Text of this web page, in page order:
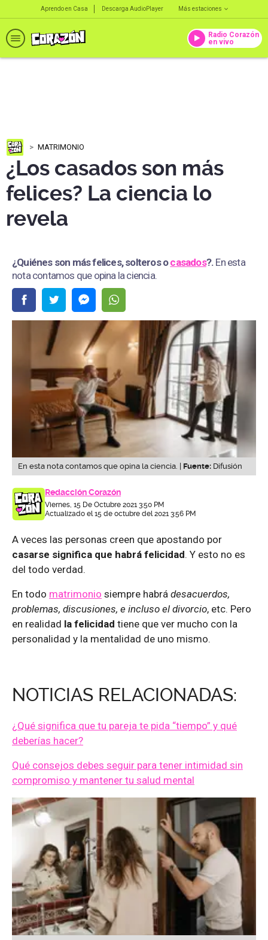
Aprendo en Casa Descarga AudioPlayer Más estaciones
Radio Corazón
en vivo
MATRIMONIO
¿Los casados son más
felices? La ciencia lo
revela
¿Quiénes son más felices, solteros ocasados?. En esta
nota contamos que opina la ciencia.
En esta nota contamos que opina la ciencia. | Fuente: Difusión
Redacción Corazón
Viernes, 15 De Octubre 2021 3:50 PM
Actualizado el 15 de octubre del 2021 3:56 PM
A veces las personas creen que apostando por
casarse significa que habrá felicidad. Y esto no es
del todo verdad.
En todo matrimonio siempre habrá desacuerdos,
problemas, discusiones, e incluso el divorcio, etc. Pero
en realidad la felicidad tiene que ver mucho con la
personalidad y la mentalidad de uno mismo.
NOTICIAS RELACIONADAS:
¿Qué significa que tu pareja te pida “tiempo” y qué
deberías hacer?
Qué consejos debes seguir para tener intimidad sin
compromiso y mantener tu salud mental